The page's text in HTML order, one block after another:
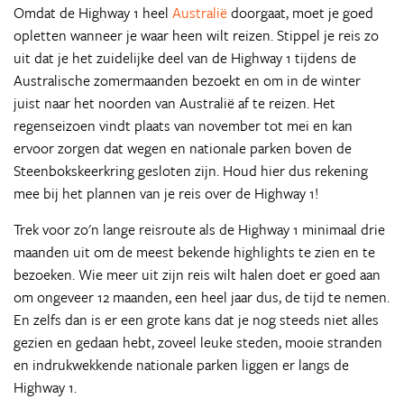
Omdat de Highway 1 heel Australiëdoorgaat, moet je goed
opletten wanneer je waar heen wilt reizen. Stippel je reis zo
uit dat je het zuidelijke deel van de Highway 1 tijdens de
Australische zomermaanden bezoekt en om in de winter
juist naar het noorden van Australië af te reizen. Het
regenseizoen vindt plaats van november tot mei en kan
ervoor zorgen dat wegen en nationale parken boven de
Steenbokskeerkring gesloten zijn. Houd hier dus rekening
mee bij het plannen van je reis over de Highway 1!
Trek voor zo'n lange reisroute als de Highway 1 minimaal drie
maanden uit om de meest bekende highlights te zien en te
bezoeken. Wie meer uit zijn reis wilt halen doet er goed aan
om ongeveer 12 maanden, een heel jaar dus, de tijd te nemen.
En zelfs dan is er een grote kans dat je nog steeds niet alles
gezien en gedaan hebt, zoveel leuke steden, mooie stranden
en indrukwekkende nationale parken liggen er langs de
Highway 1.